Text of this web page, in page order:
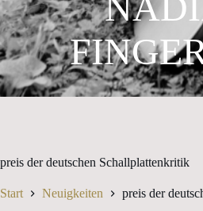
preis der deutschen Schallplattenkritik
Start Neuigkeiten preis der